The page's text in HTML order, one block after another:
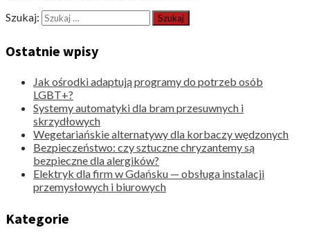
Szukaj:
Ostatnie wpisy
Jak ośrodki adaptują programy do potrzeb osób
LGBT+?
Systemy automatyki dla bram przesuwnych i
skrzydłowych
Wegetariańskie alternatywy dla korbaczy wędzonych
Bezpieczeństwo: czy sztuczne chryzantemy są
bezpieczne dla alergików?
Elektryk dla firm w Gdańsku — obsługa instalacji
przemysłowych i biurowych
Kategorie